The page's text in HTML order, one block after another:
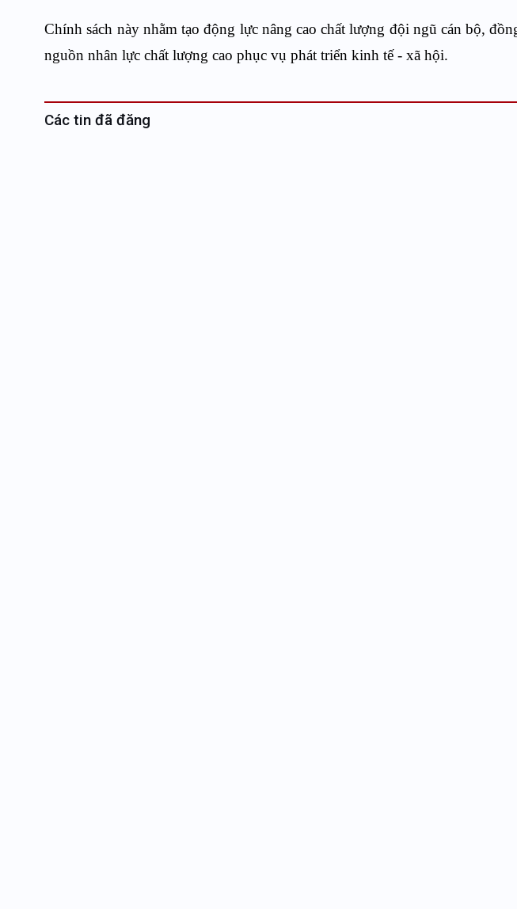
Chính sách này nhằm tạo động lực nâng cao chất lượng đội ngũ cán bộ,
nguồn nhân lực chất lượng cao phục vụ phát triển kinh tế - xã hội.
Các tin đã đăng